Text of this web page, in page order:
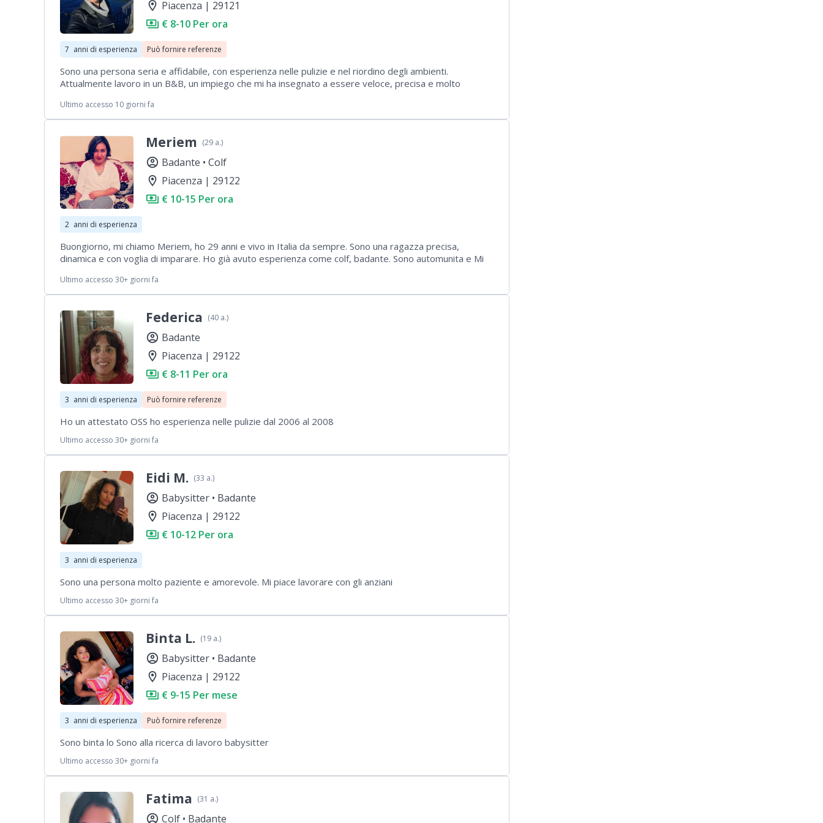
location_on Piacenza | 29121
payments € 8-10 Per ora
7 anni di esperienza Può fornire referenze
Sono una persona seria e affidabile, con esperienza nelle pulizie e nel riordino degli ambienti.
Attualmente lavoro in un B&B, un impiego che mi ha insegnato a essere veloce, precisa e molto
automunita, ma mi sposto regolarmente e senza problemi con i mezzi pubblici. ​Sono disponibile per
pulizie in case private, uffici o appartamenti.
Ultimo accesso 10 giorni fa
Meriem (29 a.)
account_circle Badante • Colf
location_on Piacenza | 29122
payments € 10-15 Per ora
2 anni di esperienza
Buongiorno, mi chiamo Meriem, ho 29 anni e vivo in Italia da sempre. Sono una ragazza precisa,
dinamica e con voglia di imparare. Ho già avuto esperienza come colf, badante. Sono automunita e Mi
Ultimo accesso 30+ giorni fa
Federica (40 a.)
account_circle Badante
location_on Piacenza | 29122
payments € 8-11 Per ora
3 anni di esperienza Può fornire referenze
Ho un attestato OSS ho esperienza nelle pulizie dal 2006 al 2008
Ultimo accesso 30+ giorni fa
Eidi M. (33 a.)
account_circle Babysitter • Badante
location_on Piacenza | 29122
payments € 10-12 Per ora
3 anni di esperienza
Sono una persona molto paziente e amorevole. Mi piace lavorare con gli anziani
Ultimo accesso 30+ giorni fa
Binta L. (19 a.)
account_circle Babysitter • Badante
location_on Piacenza | 29122
payments € 9-15 Per mese
3 anni di esperienza Può fornire referenze
Sono binta lo Sono alla ricerca di lavoro babysitter
Ultimo accesso 30+ giorni fa
Fatima (31 a.)
account_circle Colf • Badante